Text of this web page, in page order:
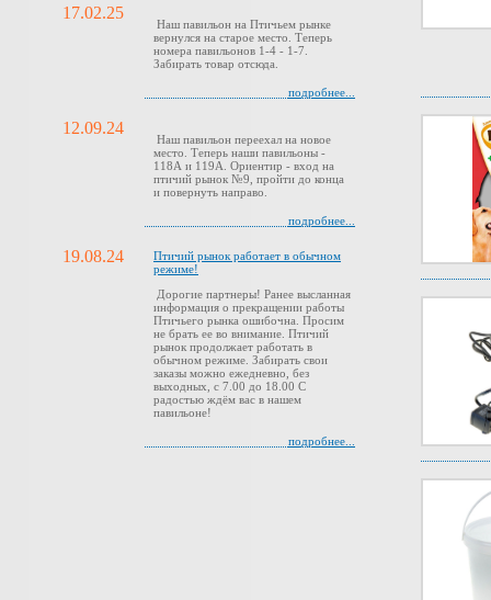
17.02.25
Наш павильон на Птичьем рынке
вернулся на старое место. Теперь
номера павильонов 1-4 - 1-7.
Забирать товар отсюда.
подробнее...
12.09.24
Наш павильон переехал на новое
место. Теперь наши павильоны -
118А и 119А. Ориентир - вход на
птичий рынок №9, пройти до конца
и повернуть направо.
подробнее...
19.08.24
Птичий рынок работает в обычном
режиме!
Дорогие партнеры! Ранее высланная
информация о прекращении работы
Птичьего рынка ошибочна. Просим
не брать ее во внимание. Птичий
рынок продолжает работать в
обычном режиме. Забирать свои
заказы можно ежедневно, без
выходных, с 7.00 до 18.00 С
радостью ждём вас в нашем
павильоне!
подробнее...